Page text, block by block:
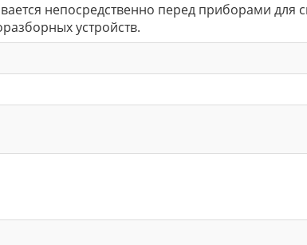
непосредственно перед приборами для
устройств.